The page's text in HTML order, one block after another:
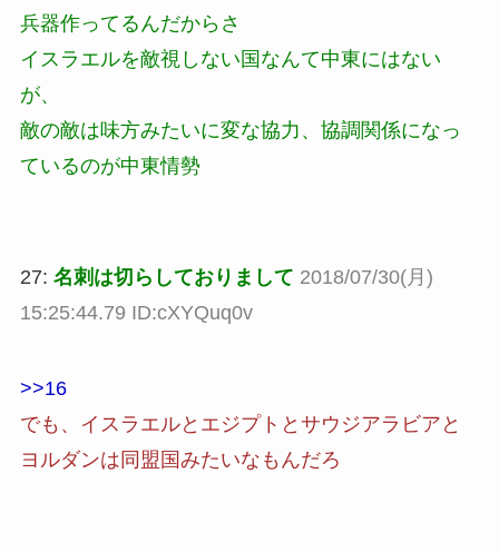
兵器作ってるんだからさ
イスラエルを敵視しない国なんて中東にはない
が、
敵の敵は味方みたいに変な協力、協調関係になっ
ているのが中東情勢
27: 名刺は切らしておりまして 2018/07/30(月)
15:25:44.79 ID:cXYQuq0v
>>16
でも、イスラエルとエジプトとサウジアラビアと
ヨルダンは同盟国みたいなもんだろ